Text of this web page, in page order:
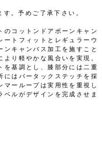
。予めご了承下さい。
のコットンドアボーンキャン
ートフィットとレギュラーウ
ンキャンバス加工を施すこと
り軽やかな風合いを実現。
を基調とし、膝部分には二重
にはバータックステッチを採
マーループは実用性を重視し
ルがデザインを完成させま